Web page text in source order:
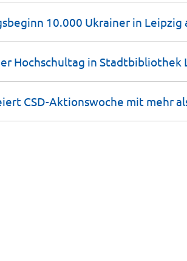
10.000 Ukrainer in Leipzig
Hochschultag in Stadtbibliothek
CSD-Aktionswoche mit mehr